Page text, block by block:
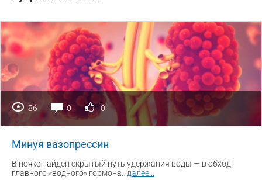
86 0 0
Минуя вазопрессин
В почке найден скрытый путь удержания воды — в обход
главного «водного» гормона. далее...